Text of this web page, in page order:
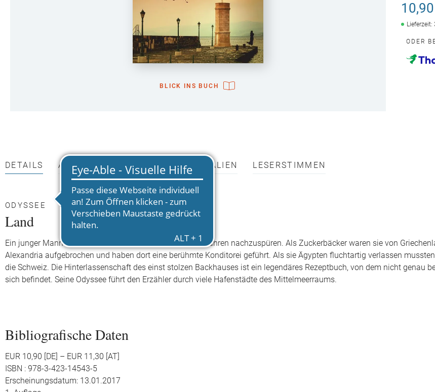
BLICK INS BUCH
Lieferzeit:
ODER
DETAILS AUTOR*INNEN PRESSEMATERIALIEN LESERSTIMMEN
ODYSSEE
Land
Ein junger Mann macht sich auf den Weg, um seinen Vorfahren nachzuspüren. Als Zuckerbäcker waren sie von
Alexandria aufgebrochen und haben dort eine berühmte Konditorei geführt. Als sie Ägypten fluchtartig verlassen
die Schweiz. Die Hinterlassenschaft des einst stolzen Backhauses ist ein legendäres Rezeptbuch, von dem nicht genau
sich befindet. Seine Odyssee führt den Erzähler durch viele Hafenstädte des Mittelmeerraums.
Bibliografische Daten
EUR 10,90 [DE] – EUR 11,30 [AT]
ISBN : 978-3-423-14543-5
Erscheinungsdatum: 13.01.2017